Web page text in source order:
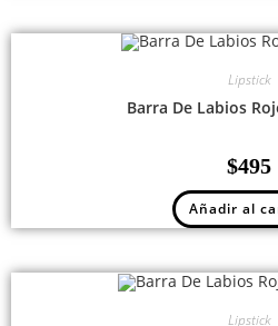
Lipstick
Barra De Labios
$495
Añadir al
Lipstick